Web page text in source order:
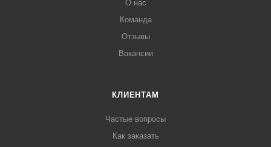
О нас
Команда
Отзывы
Вакансии
КЛИЕНТАМ
Частые вопросы
Как заказать